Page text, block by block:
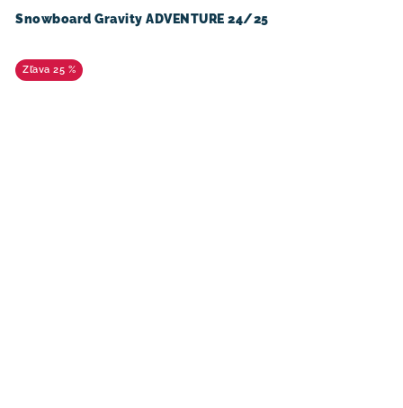
Snowboard Gravity ADVENTURE 24/25
25 %